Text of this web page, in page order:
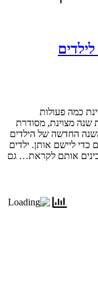
כמה פעולות
שנה מצוינת, מסודרת
החדשה של הילדים
ליישם אותן. ילדים
אותם לקראת… גם